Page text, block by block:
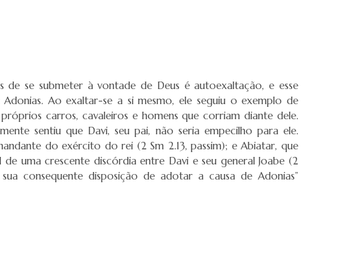
de se submeter à vontade de Deus é autoexaltação, e esse
Ao exaltar-se a si mesmo, ele seguiu o exemplo de
carros, cavaleiros e homens que corriam diante dele.
sentiu que Davi, seu pai, não seria empecilho para ele.
do exército do rei (2 Sm 2.13, passim); e Abiatar, que
uma crescente discórdia entre Davi e seu general Joabe (2
consequente disposição de adotar a causa de Adonias”